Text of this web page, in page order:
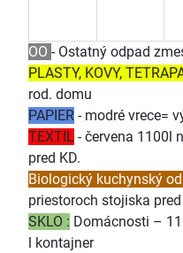
OO - Ostatný odpad
PLASTY, KOVY,
rod. domu
PAPIER - modré vrece=
TEXTIL - červena 1100l
pred KD.
Biologický kuchynský
priestoroch stojiska pred
SKLO : Domácnosti –
l kontajner